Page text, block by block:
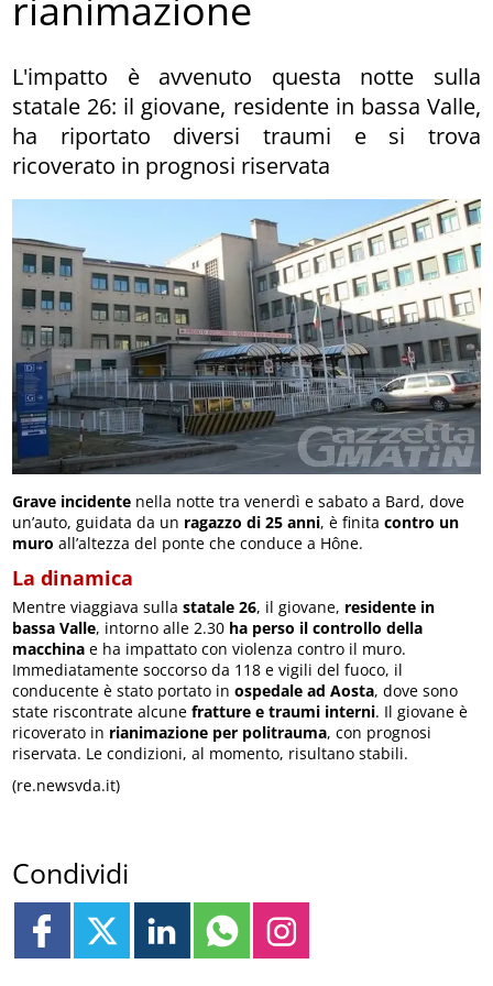
rianimazione
L'impatto è avvenuto questa notte sulla
statale 26: il giovane, residente in bassa Valle,
ha riportato diversi traumi e si trova
ricoverato in prognosi riservata
Grave incidente nella notte tra venerdì e sabato a Bard, dove
un’auto, guidata da un ragazzo di 25 anni, è finitacontro un
muro all’altezza del ponte che conduce a Hône.
La dinamica
Mentre viaggiava sullastatale 26, il giovane, residente in
bassa Valle, intorno alle 2.30 ha perso il controllo della
macchina e ha impattato con violenza contro il muro.
Immediatamente soccorso da 118 e vigili del fuoco, il
conducente è stato portato inospedale ad Aosta, dove sono
state riscontrate alcunefratture e traumi interni. Il giovane è
ricoverato in rianimazione per politrauma, con prognosi
riservata. Le condizioni, al momento, risultano stabili.
(re.newsvda.it)
Condividi